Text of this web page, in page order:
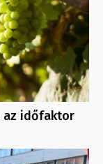
az időfaktor